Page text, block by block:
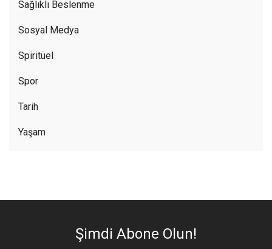
Sağlıklı Beslenme
Sosyal Medya
Spiritüel
Spor
Tarih
Yaşam
Şimdi Abone Olun!